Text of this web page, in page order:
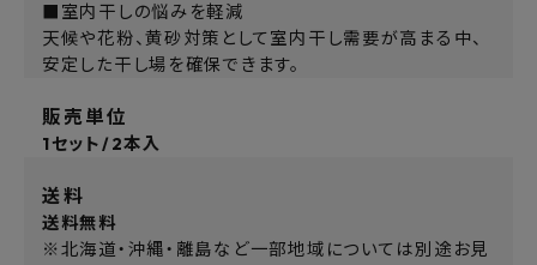
■室内干しの悩みを軽減
天候や花粉、黄砂対策として室内干し需要が高まる中、
安定した干し場を確保できます。
販売単位
1セット/2本入
送料
送料無料
※北海道・沖縄・離島など一部地域については別途お見